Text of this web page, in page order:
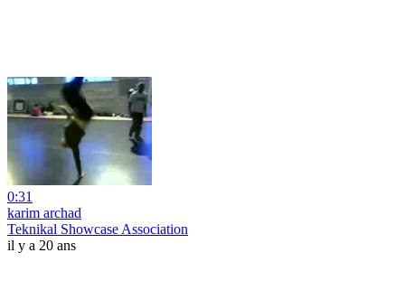
0:31
karim archad
Teknikal Showcase Association
il y a 20 ans